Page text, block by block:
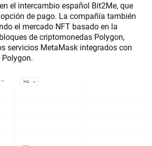
el intercambio español Bit2Me, que
de pago. La compañía también
el mercado NFT basado en la
de criptomonedas Polygon,
servicios MetaMask integrados con
Polygon.